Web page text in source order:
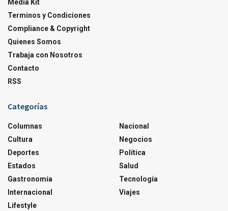
Media Kit
Terminos y Condiciones
Compliance & Copyright
Quienes Somos
Trabaja con Nosotros
Contacto
RSS
Categorías
Columnas
Cultura
Deportes
Estados
Gastronomía
Internacional
Lifestyle
Nacional
Negocios
Política
Salud
Tecnología
Viajes